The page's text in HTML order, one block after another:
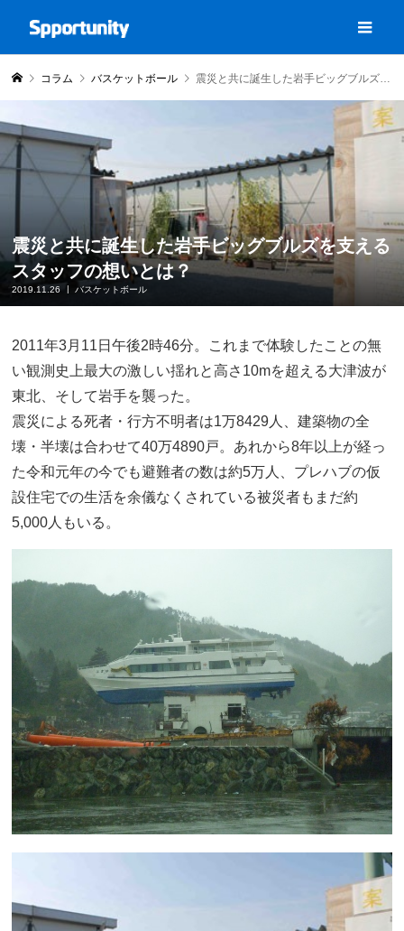
コラム バスケットボール 震災と共に誕生した岩手ビッグブルズを支えるスタッフの想いとは？
震災と共に誕生した岩手ビッグブルズを支える
スタッフの想いとは？
2019.11.26 バスケットボール
2011年3月11日午後2時46分。これまで体験したことの無
い観測史上最大の激しい揺れと高さ10mを超える大津波が
東北、そして岩手を襲った。
震災による死者・行方不明者は1万8429人、建築物の全
壊・半壊は合わせて40万4890戸。あれから8年以上が経っ
た令和元年の今でも避難者の数は約5万人、プレハブの仮
設住宅での生活を余儀なくされている被災者もまだ約
5,000人もいる。